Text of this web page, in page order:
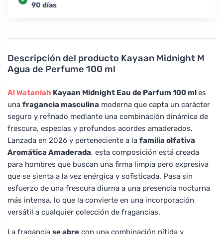
Descripción del producto Kayaan Midnight M
Agua de Perfume 100 ml
Al Wataniah Kayaan Midnight Eau de Parfum 100 mles
una fragancia masculina moderna que capta un carácter
seguro y refinado mediante una combinación dinámica de
frescura, especias y profundos acordes amaderados.
Lanzada en 2026 y perteneciente a la familia olfativa
Aromática Amaderada, esta composición está creada
para hombres que buscan una firma limpia pero expresiva
que se sienta a la vez enérgica y sofisticada. Pasa sin
esfuerzo de una frescura diurna a una presencia nocturna
más intensa, lo que la convierte en una incorporación
versátil a cualquier colección de fragancias.
La fragancia se abre con una combinación nítida y
90 días